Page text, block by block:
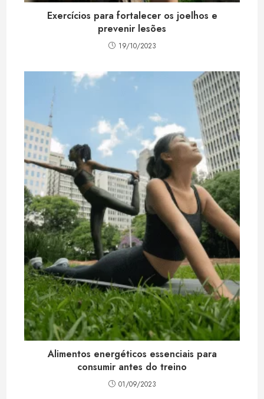
Exercícios para fortalecer os joelhos e
prevenir lesões
19/10/2023
Alimentos energéticos essenciais para
consumir antes do treino
01/09/2023